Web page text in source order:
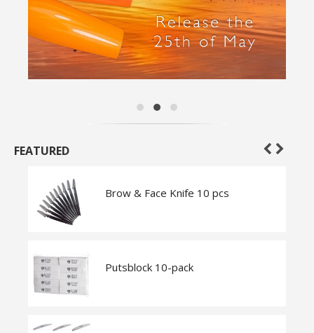
FEATURED
Brow & Face Knife 10 pcs
Putsblock 10-pack